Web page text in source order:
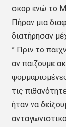
σκορ ενώ το
Πήραν μια
διατήρησαν
” Πριν το
αν παίζουμε
τις
ήταν να